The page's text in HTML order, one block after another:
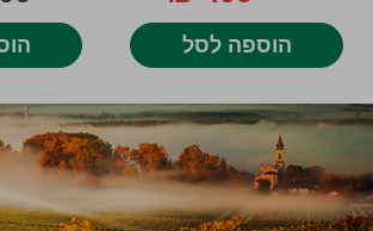
הוספה לסל